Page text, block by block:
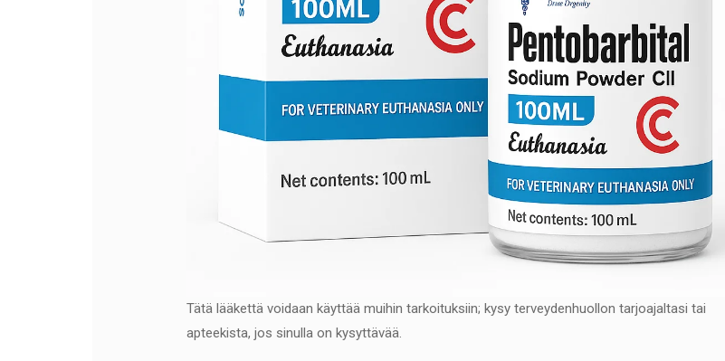
Tätä lääkettä voidaan käyttää muihin tarkoituksiin; kysy terveydenhuollon tarjoajaltasi tai
apteekista, jos sinulla on kysyttävää.